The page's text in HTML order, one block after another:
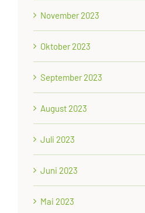
November 2023
Oktober 2023
September 2023
August 2023
Juli 2023
Juni 2023
Mai 2023